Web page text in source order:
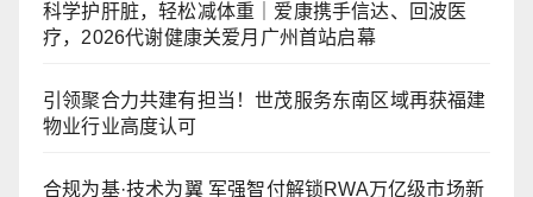
科学护肝脏，轻松减体重｜爱康携手信达、回波医
疗，2026代谢健康关爱月广州首站启幕
引领聚合力共建有担当！世茂服务东南区域再获福建
物业行业高度认可
合规为基·技术为翼 军强智付解锁RWA万亿级市场新